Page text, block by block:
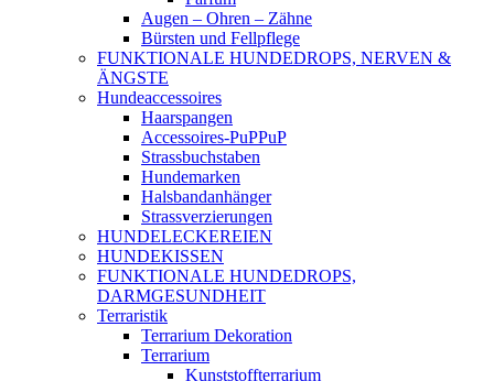
Augen – Ohren – Zähne
Bürsten und Fellpflege
FUNKTIONALE HUNDEDROPS, NERVEN &
ÄNGSTE
Hundeaccessoires
Haarspangen
Accessoires-PuPPuP
Strassbuchstaben
Hundemarken
Halsbandanhänger
Strassverzierungen
HUNDELECKEREIEN
HUNDEKISSEN
FUNKTIONALE HUNDEDROPS,
DARMGESUNDHEIT
Terraristik
Terrarium Dekoration
Terrarium
Kunststoffterrarium